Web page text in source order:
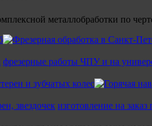
металлобработки по
фрезерные работы ЧПУ и на
звездочек изготовление на